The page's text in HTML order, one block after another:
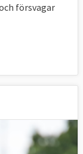
försvagar